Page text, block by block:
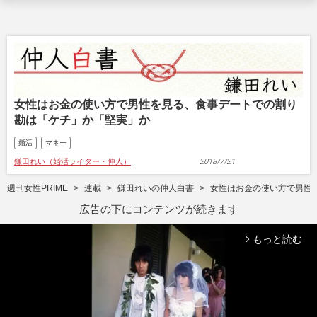
女性はお金の使い方で男性を見る、食事デートでの割り
勘は「ケチ」か「堅実」か
婚活 マネー
鎌田れい（婚活ライター・仲人） 2018/7/21
週刊女性PRIME 連載 鎌田れいの仲人白書 女性はお金の使い方で男性
広告の下にコンテンツが続きます
arrow_forward_ios もっと読む